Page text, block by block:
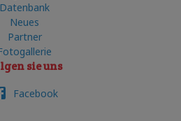
Datenbank
Neues
Partner
sie uns
Facebook